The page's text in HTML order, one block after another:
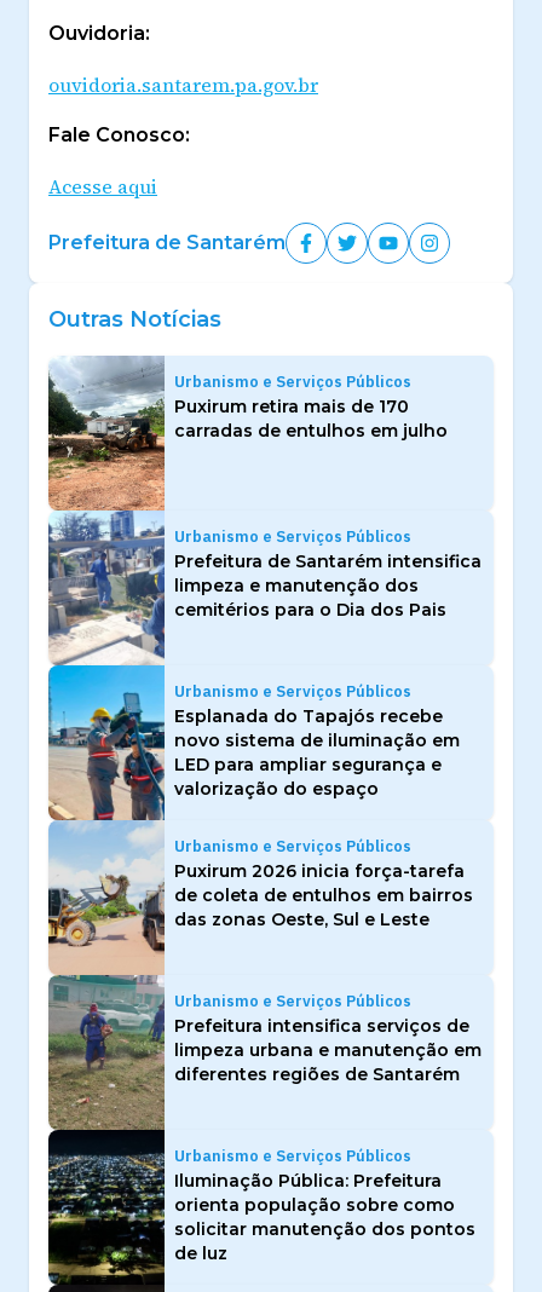
Ouvidoria:
ouvidoria.santarem.pa.gov.br
Fale Conosco:
Acesse aqui
Prefeitura de Santarém
Outras Notícias
Urbanismo e Serviços Públicos
Puxirum retira mais de 170
carradas de entulhos em julho
Urbanismo e Serviços Públicos
Prefeitura de Santarém intensifica
limpeza e manutenção dos
cemitérios para o Dia dos Pais
Urbanismo e Serviços Públicos
Esplanada do Tapajós recebe
novo sistema de iluminação em
LED para ampliar segurança e
valorização do espaço
Urbanismo e Serviços Públicos
Puxirum 2026 inicia força-tarefa
de coleta de entulhos em bairros
das zonas Oeste, Sul e Leste
Urbanismo e Serviços Públicos
Prefeitura intensifica serviços de
limpeza urbana e manutenção em
diferentes regiões de Santarém
Urbanismo e Serviços Públicos
Iluminação Pública: Prefeitura
orienta população sobre como
solicitar manutenção dos pontos
de luz